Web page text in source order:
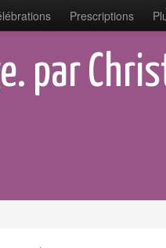
Prescriptions
par